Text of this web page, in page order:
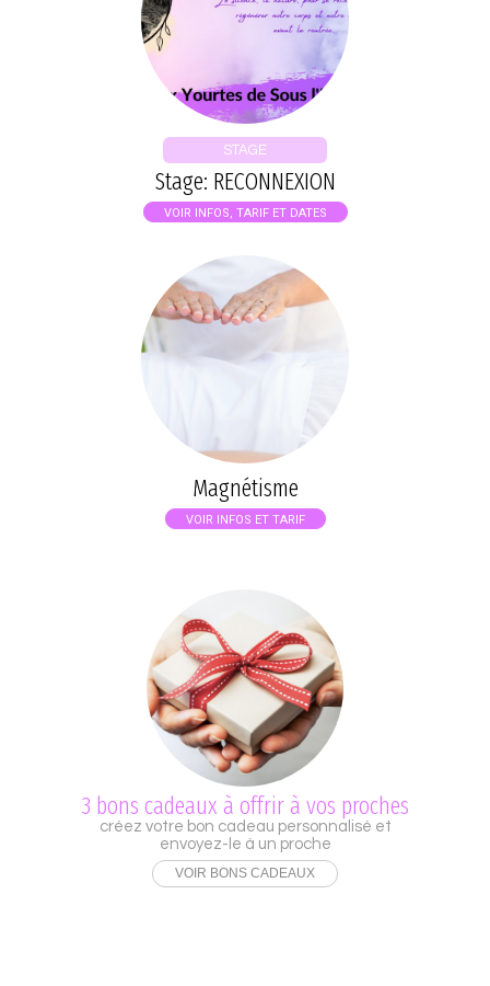
STAGE
Stage: RECONNEXION
VOIR INFOS, TARIF ET DATES
Magnétisme
VOIR INFOS ET TARIF
3 bons cadeaux à offrir à vos proches
créez votre bon cadeau personnalisé et
envoyez-le à un proche
VOIR BONS CADEAUX